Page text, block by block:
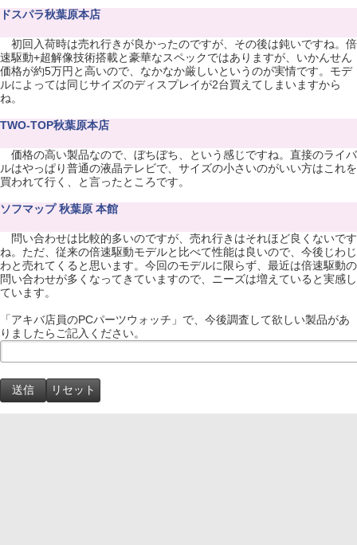
ドスパラ秋葉原本店
初回入荷時は売れ行きが良かったのですが、その後は鈍いですね。倍
速駆動+超解像技術搭載と豪華なスペックではありますが、いかんせん
価格が約5万円と高いので、なかなか厳しいというのが実情です。モデ
ルによっては同じサイズのディスプレイが2台買えてしまいますから
ね。
TWO-TOP秋葉原本店
価格の高い製品なので、ぼちぼち、という感じですね。直接のライバ
ルはやっぱり普通の液晶テレビで、サイズの小さいのがいい方はこれを
買われて行く、と言ったところです。
ソフマップ 秋葉原 本館
問い合わせは比較的多いのですが、売れ行きはそれほど良くないです
ね。ただ、従来の倍速駆動モデルと比べて性能は良いので、今後じわじ
わと売れてくると思います。今回のモデルに限らず、最近は倍速駆動の
問い合わせが多くなってきていますので、ニーズは増えていると実感し
ています。
「アキバ店員のPCパーツウォッチ」で、今後調査して欲しい製品があ
りましたらご記入ください。